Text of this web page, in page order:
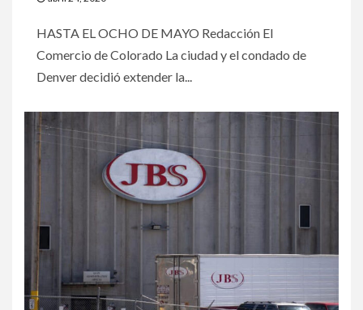
HASTA EL OCHO DE MAYO Redacción El
Comercio de Colorado La ciudad y el condado de
Denver decidió extender la...